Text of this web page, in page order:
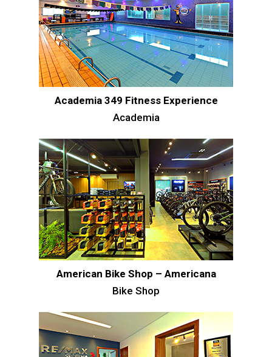
Academia 349 Fitness Experience
Academia
American Bike Shop – Americana
Bike Shop